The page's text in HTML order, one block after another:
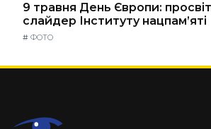
9 травня День Європи:
слайдер Інституту нацпам’яті
# ФОТО